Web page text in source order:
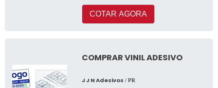
COTAR AGORA
COMPRAR VINIL ADESIVO
J J N Adesivos / PR